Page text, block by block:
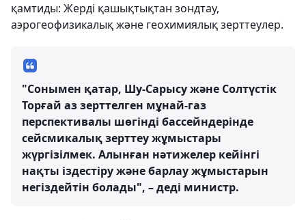
қамтиды: Жерді қашықтықтан зондтау,
аэрогеофизикалық және геохимиялық зерттеулер.
"Сонымен қатар, Шу-Сарысу және Солтүстік
Торғай аз зерттелген мұнай-газ
перспективалы шөгінді бассейндерінде
сейсмикалық зерттеу жұмыстары
жүргізілмек. Алынған нәтижелер кейінгі
нақты іздестіру және барлау жұмыстарын
негіздейтін болады", – деді министр.